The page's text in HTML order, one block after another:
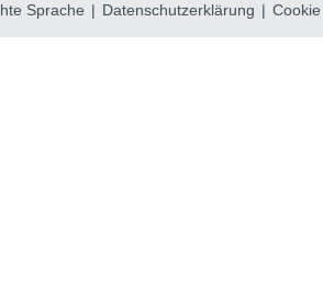
Sprache | Datenschutzerklärung |